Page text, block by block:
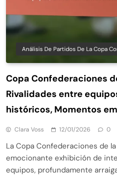
Análisis De Partidos De La Copa
Copa Confederaciones
Rivalidades entre
históricos, Momentos
Clara Voss 12/01/2026 0
La Copa Confederaciones de la
emocionante exhibición de
equipos, profundamente